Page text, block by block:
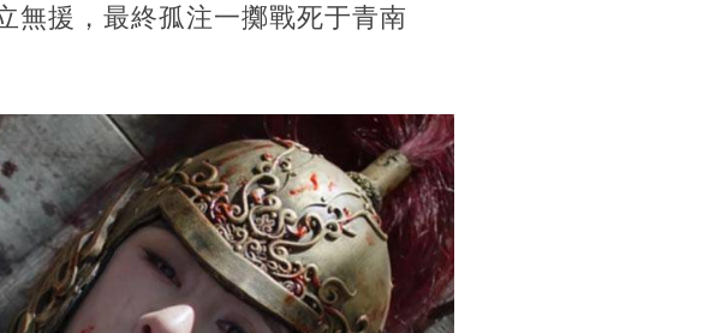
無援，最終孤注一擲戰死于青南